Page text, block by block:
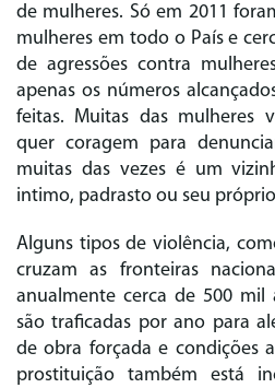
de mulheres. Só em 2011
mulheres em todo o País e
de agressões contra
apenas os números
feitas. Muitas das mulheres
quer coragem para
muitas das vezes é um
intimo, padrasto ou seu
Alguns tipos de violência,
cruzam as fronteiras
anualmente cerca de 500 mil
são traficadas por ano para
de obra forçada e condições
prostituição também está